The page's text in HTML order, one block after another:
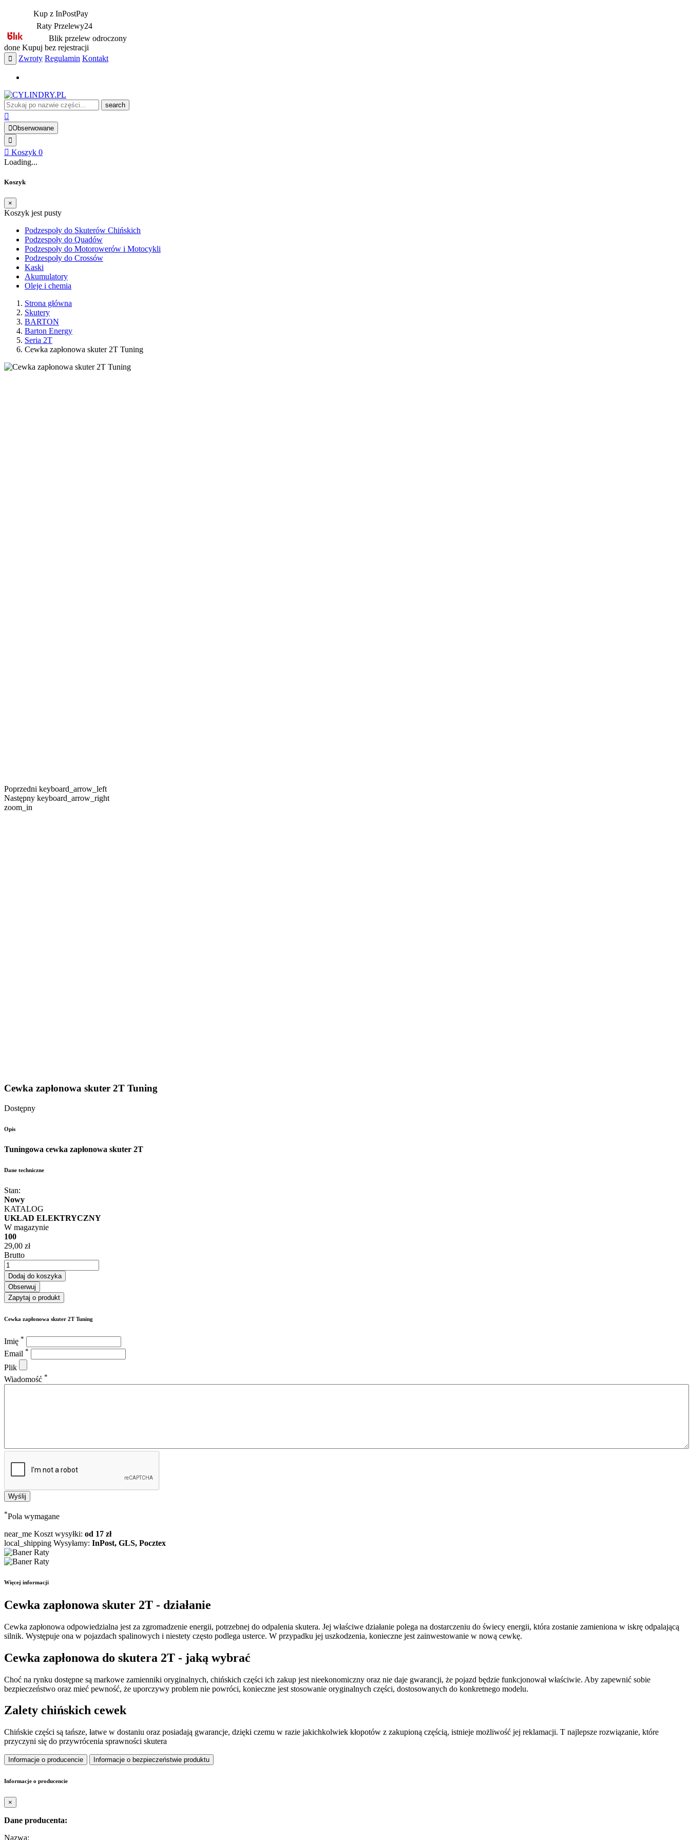
Kup z InPostPay
Raty Przelewy24
Blik przelew odroczony
done Kupuj bez rejestracji
Zwroty Regulamin Kontakt
search
Obserwowane
Koszyk 0
Loading...
Koszyk
×
Koszyk jest pusty
Podzespoły do Skuterów Chińskich
Podzespoły do Quadów
Podzespoły do Motorowerów i Motocykli
Podzespoły do Crossów
Kaski
Akumulatory
Oleje i chemia
Strona główna
Skutery
BARTON
Barton Energy
Seria 2T
Cewka zapłonowa skuter 2T Tuning
Poprzedni keyboard_arrow_left
Następny keyboard_arrow_right
zoom_in
Cewka zapłonowa skuter 2T Tuning
Dostępny
Opis
Tuningowa cewka zapłonowa skuter 2T
Dane techniczne
Stan:
Nowy
KATALOG
UKŁAD ELEKTRYCZNY
W magazynie
100
29,00 zł
Brutto
Dodaj do koszyka
Obserwuj
Zapytaj o produkt
Cewka zapłonowa skuter 2T Tuning
Imię *
Email *
Plik
Wiadomość *
*Pola wymagane
near_me Koszt wysyłki: od 17 zł
local_shipping Wysyłamy: InPost, GLS, Pocztex
Więcej informacji
Cewka zapłonowa skuter 2T - działanie
Cewka zapłonowa odpowiedzialna jest za zgromadzenie energii, potrzebnej do odpalenia skutera. Jej właściwe działanie polega na dostarczeniu do świecy energii, która zostanie zamieniona w iskrę odpalającą
silnik. Występuje ona w pojazdach spalinowych i niestety często podlega usterce. W przypadku jej uszkodzenia, konieczne jest zainwestowanie w nową cewkę.
Cewka zapłonowa do skutera 2T - jaką wybrać
Choć na rynku dostępne są markowe zamienniki oryginalnych, chińskich części ich zakup jest nieekonomiczny oraz nie daje gwarancji, że pojazd będzie funkcjonował właściwie. Aby zapewnić sobie
bezpieczeństwo oraz mieć pewność, że uporczywy problem nie powróci, konieczne jest stosowanie oryginalnych części, dostosowanych do konkretnego modelu.
Zalety chińskich cewek
Chińskie części są tańsze, łatwe w dostaniu oraz posiadają gwarancje, dzięki czemu w razie jakichkolwiek kłopotów z zakupioną częścią, istnieje możliwość jej reklamacji. T najlepsze rozwiązanie, które
przyczyni się do przywrócenia sprawności skutera
Informacje o producencie Informacje o bezpieczeństwie produktu
Informacje o producencie
×
Dane producenta:
Nazwa: